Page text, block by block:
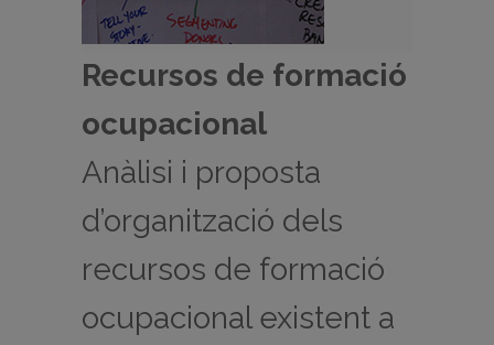
Recursos de formació
ocupacional
Anàlisi i proposta
d’organització dels
recursos de formació
ocupacional existent a